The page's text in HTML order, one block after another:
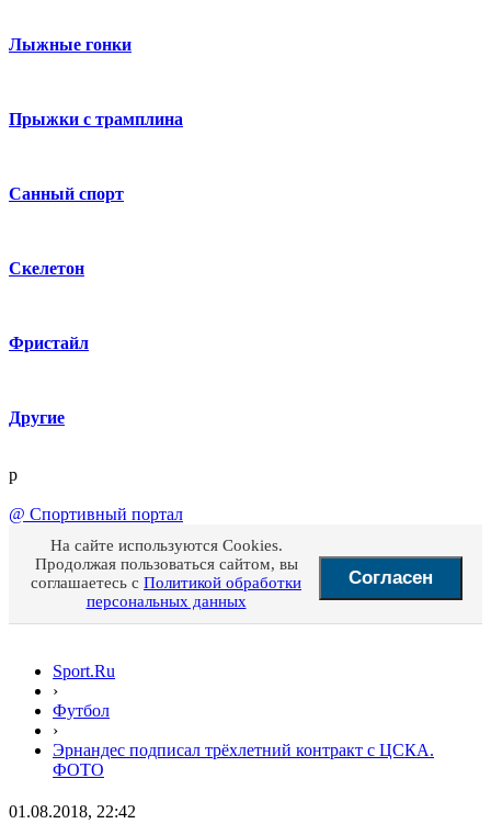
Лыжные гонки
Прыжки с трамплина
Санный спорт
Скелетон
Фристайл
Другие
p
@ Спортивный портал
На сайте используются Cookies.
Продолжая пользоваться сайтом, вы
соглашаетесь с Политикой обработки
персональных данных
Согласен
Sport.Ru
›
Футбол
›
Эрнандес подписал трёхлетний контракт с ЦСКА.
ФОТО
01.08.2018, 22:42